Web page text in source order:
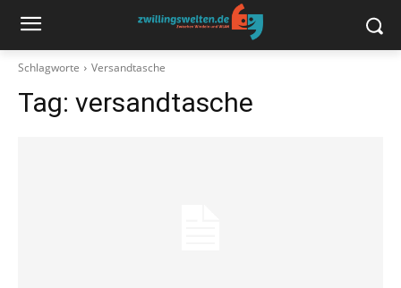
Schlagworte Versandtasche
Tag: versandtasche